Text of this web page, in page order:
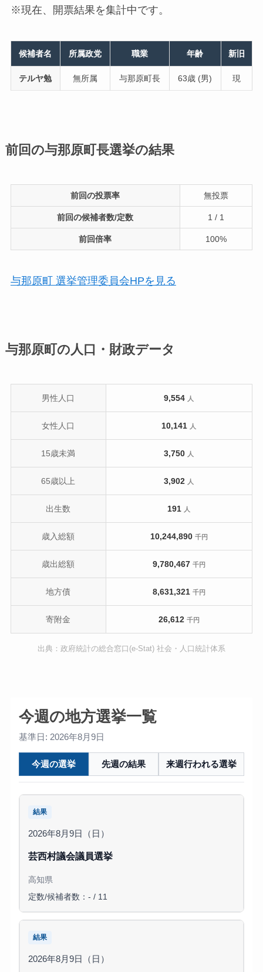
※現在、開票結果を集計中です。
候補者名 所属政党 職業 年齢 新旧
テルヤ勉 無所属 与那原町長 63歳 (男) 現
前回の与那原町長選挙の結果
前回の投票率 無投票
前回の候補者数/定数 1 / 1
前回倍率 100%
与那原町 選挙管理委員会HPを見る
与那原町の人口・財政データ
男性人口 9,554 人
女性人口 10,141 人
15歳未満 3,750 人
65歳以上 3,902 人
出生数 191 人
歳入総額 10,244,890 千円
歳出総額 9,780,467 千円
地方債 8,631,321 千円
寄附金 26,612 千円
出典：政府統計の総合窓口(e-Stat) 社会・人口統計体系
今週の地方選挙一覧
基準日: 2026年8月9日
今週の選挙 先週の結果 来週行われる選挙
結果
2026年8月9日（日）
芸西村議会議員選挙
高知県
定数/候補者数：- / 11
結果
2026年8月9日（日）